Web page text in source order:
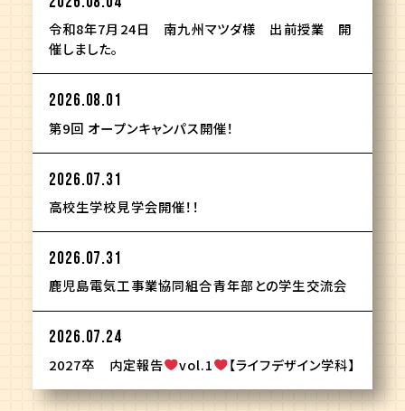
令和8年7月24日 南九州マツダ様 出前授業 開
催しました。
2026.08.01
第9回 オープンキャンパス開催！
2026.07.31
高校生学校見学会開催！！
2026.07.31
鹿児島電気工事業協同組合青年部との学生交流会
2026.07.24
2027卒 内定報告 vol.1 【ライフデザイン学科】